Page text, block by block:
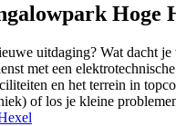
Hoge
uitdaging? Wat dacht
met een
en het terrein in
of los je kleine